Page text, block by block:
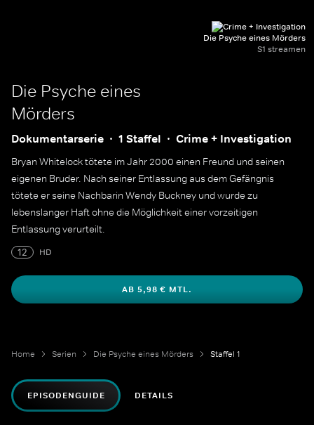
Die Psyche eines Mörders
S1 streamen
Die Psyche eines
Mörders
Dokumentarserie 1 Staffel Crime + Investigation
Bryan Whitelock tötete im Jahr 2000 einen Freund und seinen
eigenen Bruder. Nach seiner Entlassung aus dem Gefängnis
tötete er seine Nachbarin Wendy Buckney und wurde zu
lebenslanger Haft ohne die Möglichkeit einer vorzeitigen
Entlassung verurteilt.
12
HD
AB 5,98 € MTL.
Home Serien Die Psyche eines Mörders Staffel 1
EPISODENGUIDE DETAILS